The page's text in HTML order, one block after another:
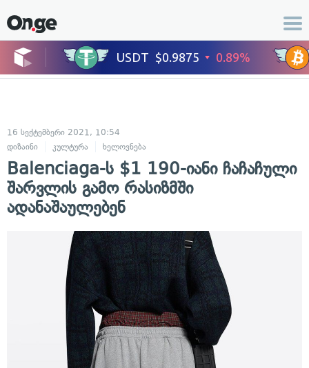
16 სექტემბერი 2021, 10:54
დიზაინი
კულტურა ხელოვნება
Balenciaga-ს $1 190-იანი ჩაჩაჩული
შარვლის გამო რასიზმში
ადანაშაულებენ